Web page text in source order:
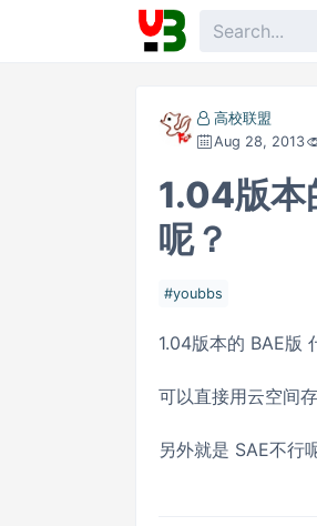
高校联盟
Aug 28, 2013
1.04版本
呢？
youbbs
1.04版本的 BAE版
可以直接用云空间
另外就是 SAE不行